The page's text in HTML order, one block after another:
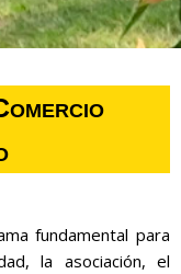
fundamental para
la asociación, el